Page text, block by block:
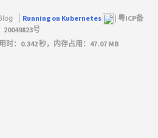
Running on Kubernetes | 粤ICP备
20049823号
时：0.342 秒，内存占用：47.07 MB